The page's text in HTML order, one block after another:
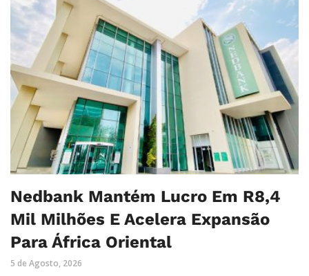
Nedbank Mantém Lucro Em R8,4
Mil Milhões E Acelera Expansão
Para África Oriental
5 de Agosto, 2026